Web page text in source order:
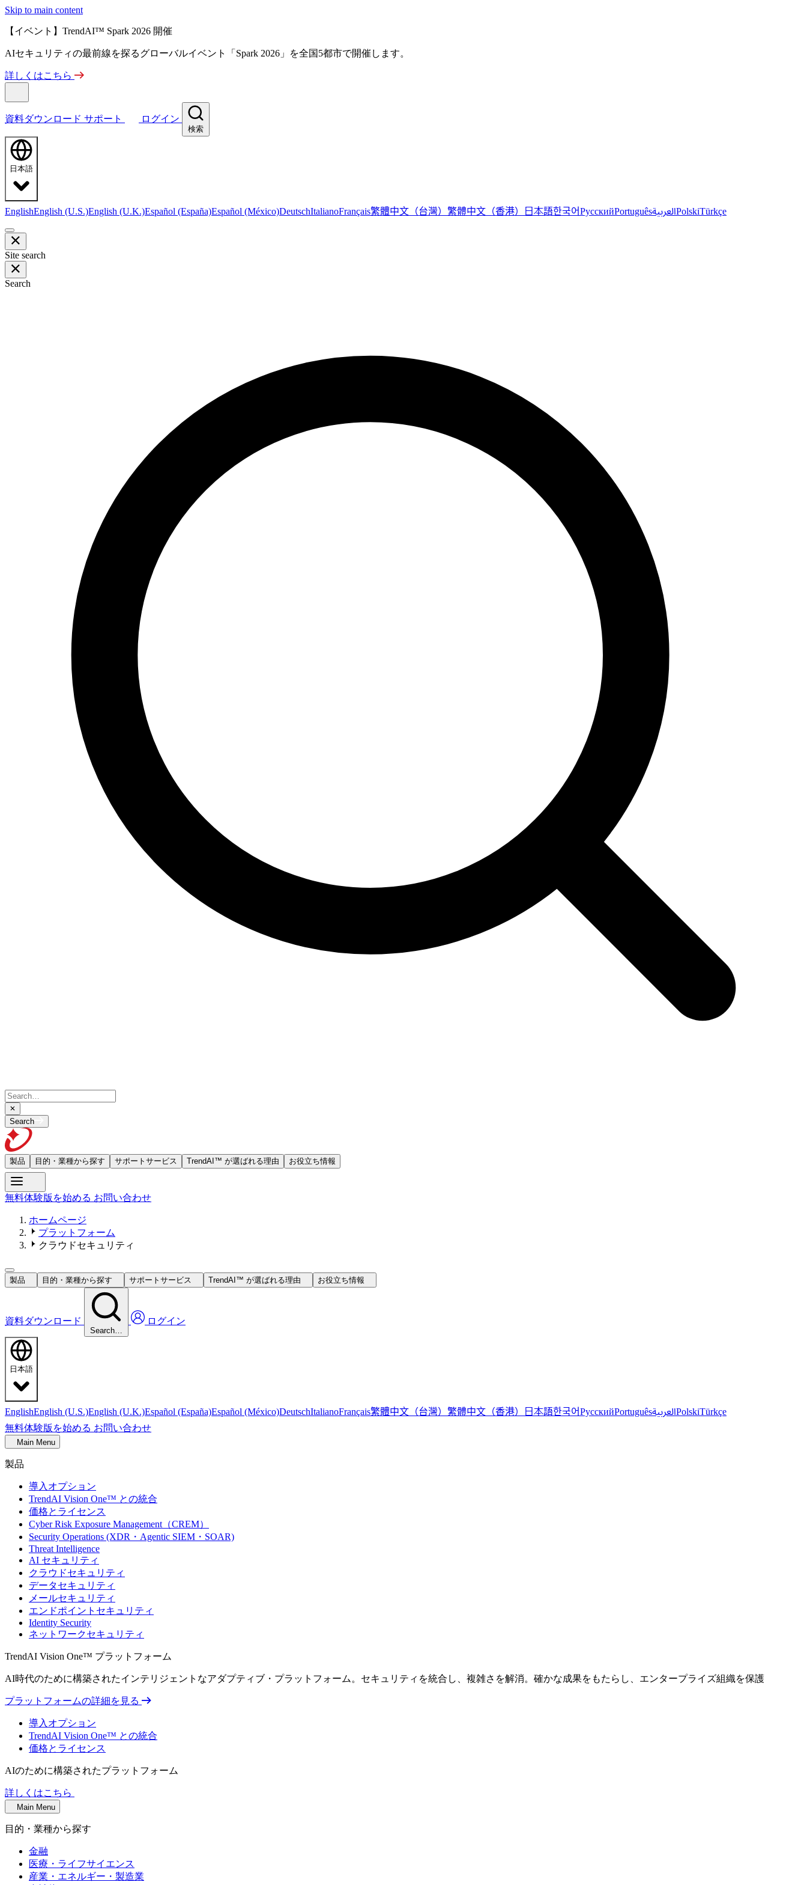
Skip to main content
【イベント】TrendAI™ Spark 2026 開催
AIセキュリティの最前線を探るグローバルイベント「Spark 2026」を全国5都市で開催します。
詳しくはこちら
資料ダウンロード サポート ログイン
検索
日本語
EnglishEnglish (U.S.)English (U.K.)Español (España)Español (México)DeutschItalianoFrançais繁體中文（台灣） 繁體中文（香港） 日本語한국어РусскийPortuguêsالعربيةPolskiTürkçe
Site search
Search
Search
製品 目的・業種から探す サポートサービス TrendAI™ が選ばれる理由 お役立ち情報
無料体験版を始める お問い合わせ
ホームページ
プラットフォーム
クラウドセキュリティ
製品 目的・業種から探す サポートサービス TrendAI™ が選ばれる理由 お役立ち情報
資料ダウンロード
Search…
ログイン
日本語
EnglishEnglish (U.S.)English (U.K.)Español (España)Español (México)DeutschItalianoFrançais繁體中文（台灣） 繁體中文（香港） 日本語한국어РусскийPortuguêsالعربيةPolskiTürkçe
無料体験版を始める お問い合わせ
Main Menu
製品
導入オプション
TrendAI Vision One™ との統合
価格とライセンス
Cyber Risk Exposure Management（CREM）
Security Operations (XDR・Agentic SIEM・SOAR)
Threat Intelligence
AI セキュリティ
クラウドセキュリティ
データセキュリティ
メールセキュリティ
エンドポイントセキュリティ
Identity Security
ネットワークセキュリティ
TrendAI Vision One™ プラットフォーム
AI時代のために構築されたインテリジェントなアダプティブ・プラットフォーム。セキュリティを統合し、複雑さを解消。確かな成果をもたらし、エンタープライズ組織を保護
プラットフォームの詳細を見る
導入オプション
TrendAI Vision One™ との統合
価格とライセンス
AIのために構築されたプラットフォーム
詳しくはこちら
Main Menu
目的・業種から探す
金融
医療・ライフサイエンス
産業・エネルギー・製造業